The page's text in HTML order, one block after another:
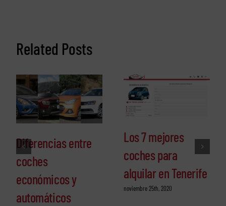
Related Posts
Diferencias entre
coches
económicos y
automáticos
Los 7 mejores
coches para
alquilar en Tenerife
noviembre 25th, 2020